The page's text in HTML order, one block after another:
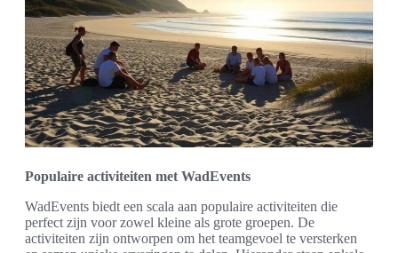
Populaire activiteiten met WadEvents
WadEvents biedt een scala aan populaire activiteiten die
perfect zijn voor zowel kleine als grote groepen. De
activiteiten zijn ontworpen om het teamgevoel te versterken